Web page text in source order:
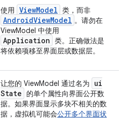
使用 ViewModel 类，而非
AndroidViewModel 。请勿在
ViewModel 中使用
Application 类。正确做法是
将依赖项移至界面层或数据层。
让您的 ViewModel 通过名为
ui
State
的单个属性向界面公开数
据。如果界面显示多块不相关的数
据，虚拟机可能会公开多个界面状